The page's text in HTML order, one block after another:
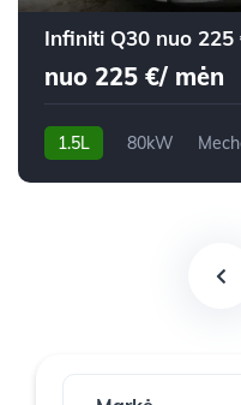
nuo 225 €/ mėn
1.5L 80kW